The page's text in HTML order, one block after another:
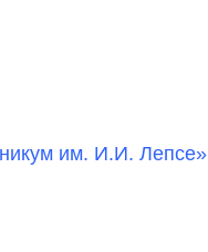
им. И.И. Лепсе»